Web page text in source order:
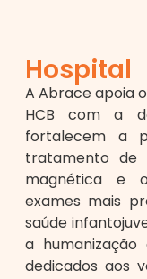
Hospital
A Abrace apoia
HCB com a
fortalecem a
tratamento de
magnética e
exames mais
saúde
a
dedicados aos